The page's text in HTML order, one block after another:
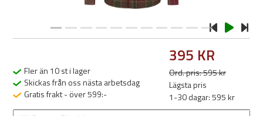
Fler än 10 st i lager
Skickas från oss nästa arbetsdag
Gratis frakt - över 599:-
395 KR
Ord. pris: 595 kr
Lägsta pris
1-30 dagar: 595 kr